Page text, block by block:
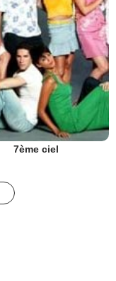
7ème ciel